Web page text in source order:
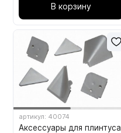
В корзину
артикул: 40074
Аксессуары для плинтуса